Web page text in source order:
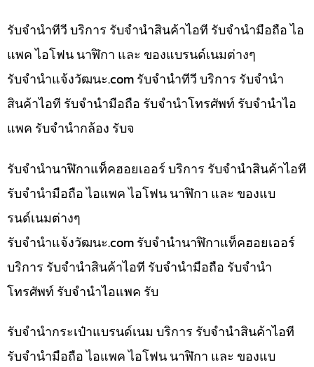
รับจำนำทีวี บริการ รับจำนำสินค้าไอที รับจำนำมือถือ ไอ
แพค ไอโฟน นาฬิกา และ ของแบรนด์เนมต่างๆ
รับจํานําแจ้งวัฒนะ.com รับจำนำทีวี บริการ รับจำนำ
สินค้าไอที รับจำนำมือถือ รับจำนำโทรศัพท์ รับจำนำไอ
แพค รับจำนำกล้อง รับจ
รับจำนำนาฬิกาแท็คฮอยเออร์ บริการ รับจำนำสินค้าไอที
รับจำนำมือถือ ไอแพค ไอโฟน นาฬิกา และ ของแบ
รนด์เนมต่างๆ
รับจํานําแจ้งวัฒนะ.com รับจำนำนาฬิกาแท็คฮอยเออร์
บริการ รับจำนำสินค้าไอที รับจำนำมือถือ รับจำนำ
โทรศัพท์ รับจำนำไอแพค รับ
รับจำนำกระเป๋าแบรนด์เนม บริการ รับจำนำสินค้าไอที
รับจำนำมือถือ ไอแพค ไอโฟน นาฬิกา และ ของแบ